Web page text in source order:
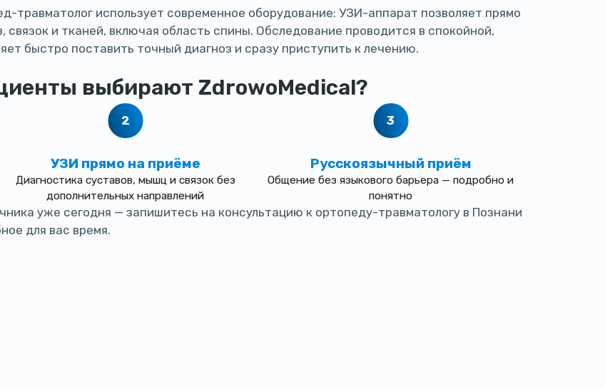
травматолог использует современное оборудование: УЗИ-аппарат позволяет прямо
и тканей, включая область спины. Обследование проводится в спокойной,
быстро поставить точный диагноз и сразу приступить к лечению.
выбирают ZdrowoMedical?
УЗИ прямо на приёме
Диагностика суставов, мышц и связок без
дополнительных направлений
Русскоязычный приём
Общение без языкового барьера — подробно и
понятно
уже сегодня — запишитесь на консультацию к ортопеду-травматологу в Познани
для вас время.